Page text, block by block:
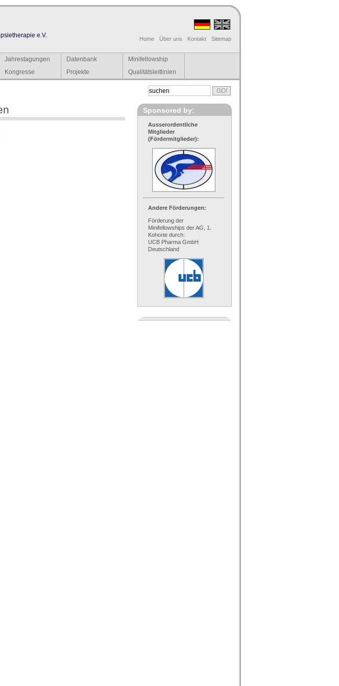
e.V. Home Über uns Kontakt Sitemap
Jahrestagungen Datenbank
Minifellowship
Kongresse Projekte Qualitätsleitlinien
Sponsored by:
Ausserordentliche
Mitglieder
(Fördermitglieder):
Andere Förderungen:
Förderung der
Minifellowships der AG, 1.
Kohorte durch:
UCB Pharma GmbH
Deutschland